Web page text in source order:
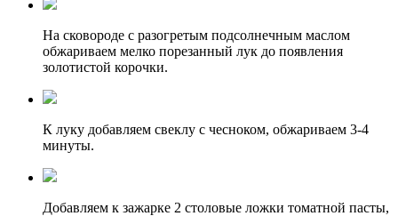
На сковороде с разогретым подсолнечным маслом
обжариваем мелко порезанный лук до появления
золотистой корочки.
К луку добавляем свеклу с чесноком, обжариваем 3-4
минуты.
Добавляем к зажарке 2 столовые ложки томатной пасты,